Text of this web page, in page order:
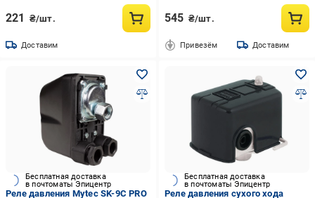
221 ₴/шт.
Доставим
545 ₴/шт.
Привезём Доставим
Бесплатная доставка
в почтоматы Эпицентр
Реле давления Mytec SK-9C PRO
Бесплатная доставка
в почтоматы Эпицентр
Реле давления сухого хода